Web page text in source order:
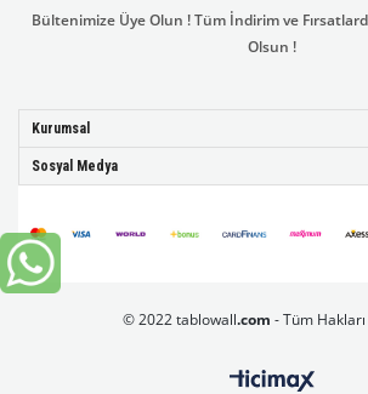
Bültenimize Üye Olun ! Tüm İndirim ve
Olsun !
Kurumsal
Sosyal Medya
© 2022 tablowall.com - Tüm Hakları